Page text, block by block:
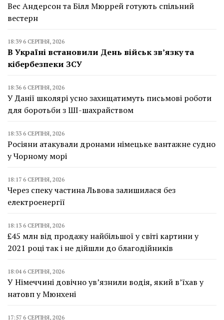
Вес Андерсон та Білл Мюррей готують спільний
вестерн
18:39 6 СЕРПНЯ, 2026
В Україні встановили День військ зв’язку та
кібербезпеки ЗСУ
18:36 6 СЕРПНЯ, 2026
У Данії школярі усно захищатимуть письмові роботи
для боротьби з ШІ-шахрайством
18:33 6 СЕРПНЯ, 2026
Росіяни атакували дронами німецьке вантажне судно
у Чорному морі
18:17 6 СЕРПНЯ, 2026
Через спеку частина Львова залишилася без
електроенергії
18:13 6 СЕРПНЯ, 2026
£45 млн від продажу найбільшої у світі картини у
2021 році так і не дійшли до благодійників
18:04 6 СЕРПНЯ, 2026
У Німеччині довічно ув’язнили водія, який в’їхав у
натовп у Мюнхені
17:57 6 СЕРПНЯ, 2026